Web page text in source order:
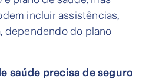
incluir assistências,
dependendo do plano
saúde precisa de seguro